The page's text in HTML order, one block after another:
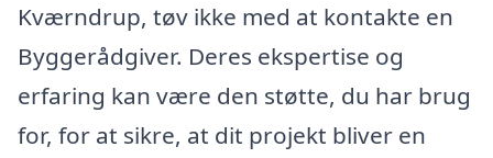
Kværndrup, tøv ikke med at kontakte en
Byggerådgiver. Deres ekspertise og
erfaring kan være den støtte, du har brug
for, for at sikre, at dit projekt bliver en